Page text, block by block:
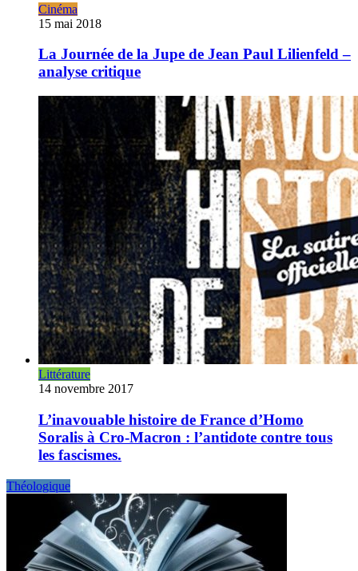
Cinéma
15 mai 2018
La Journée de la Jupe de Jean Paul Lilienfeld –
analyse critique
Littérature
14 novembre 2017
L’inavouable histoire de France d’Homo
Soralis à Cro-Macron : l’antidote contre tous
les fascismes.
Théologique